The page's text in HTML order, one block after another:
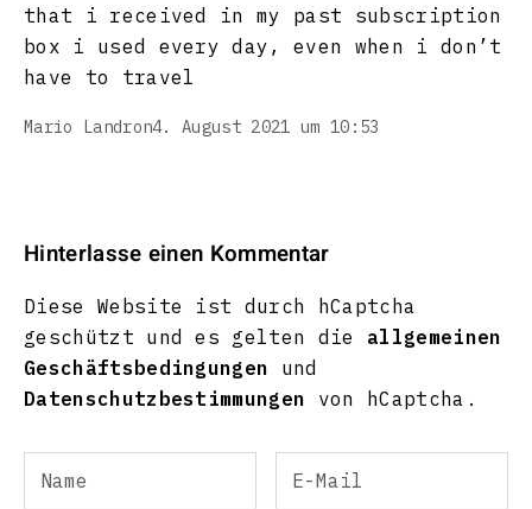
that i received in my past subscription
box i used every day, even when i don’t
have to travel
Mario Landron4. August 2021 um 10:53
Hinterlasse einen Kommentar
Diese Website ist durch hCaptcha
geschützt und es gelten die allgemeinen
Geschäftsbedingungen und
Datenschutzbestimmungen von hCaptcha.